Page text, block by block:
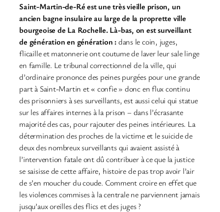
Saint-Martin-de-Ré est une très vieille prison, un
ancien bagne insulaire au large de la proprette ville
bourgeoise de La Rochelle. Là-bas, on est surveillant
de génération en génération :dans le coin, juges,
flicaille et matonnerie ont coutume de laver leur sale linge
en famille. Le tribunal correctionnel de la ville, qui
d’ordinaire prononce des peines purgées pour une grande
part à Saint-Martin et « confie » donc en flux continu
des prisonniers à ses surveillants, est aussi celui qui statue
sur les affaires internes à la prison – dans l’écrasante
majorité des cas, pour rajouter des peines intérieures. La
détermination des proches de la victime et le suicide de
deux des nombreux surveillants qui avaient assisté à
l’intervention fatale ont dû contribuer à ce que la justice
se saisisse de cette affaire, histoire de pas trop avoir l’air
de s’en moucher du coude. Comment croire en effet que
les violences commises à la centrale ne parviennent jamais
jusqu’aux oreilles des flics et des juges ?